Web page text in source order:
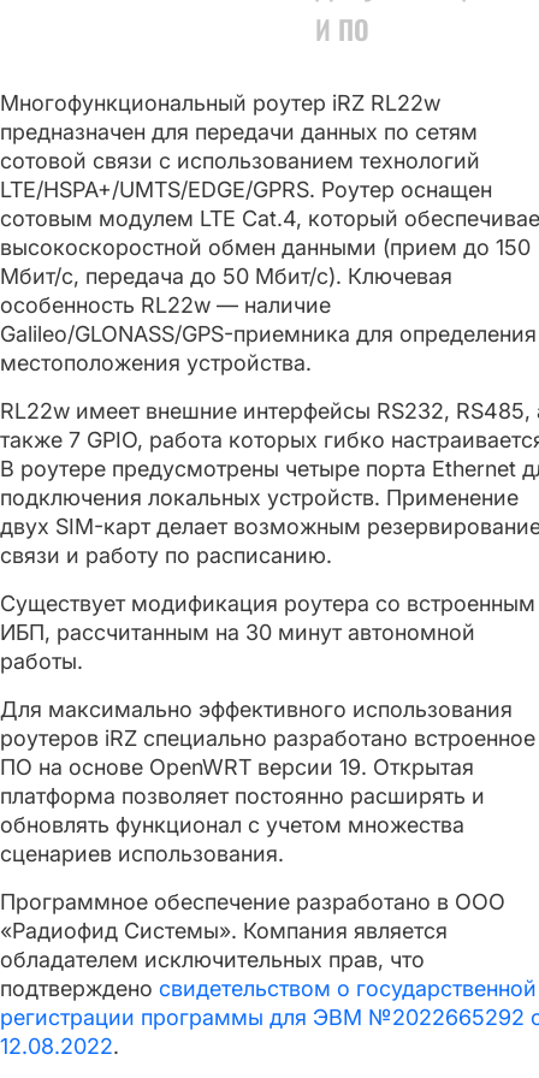
И ПО
Многофункциональный роутер iRZ RL22w
предназначен для передачи данных по сетям
сотовой связи с использованием технологий
LTE/HSPA+/UMTS/EDGE/GPRS. Роутер оснащен
сотовым модулем LTE Cat.4, который
высокоскоростной обмен данными (прием до 150
Мбит/с, передача до 50 Мбит/с). Ключевая
особенность RL22w — наличие
Galileo/GLONASS/GPS-приемника для определения
местоположения устройства.
RL22w имеет внешние интерфейсы RS232, RS485,
также 7 GPIO, работа которых гибко
В роутере предусмотрены четыре порта Ethernet
подключения локальных устройств. Применение
двух SIM-карт делает возможным
связи и работу по расписанию.
Существует модификация роутера со встроенным
ИБП, рассчитанным на 30 минут автономной
работы.
Для максимально эффективного использования
роутеров iRZ специально разработано встроенное
ПО на основе OpenWRT версии 19. Открытая
платформа позволяет постоянно расширять и
обновлять функционал с учетом множества
сценариев использования.
Программное обеспечение разработано в ООО
«Радиофид Системы». Компания является
обладателем исключительных прав, что
подтверждено свидетельством о государственной
регистрации программы для ЭВМ №2022665292
12.08.2022.